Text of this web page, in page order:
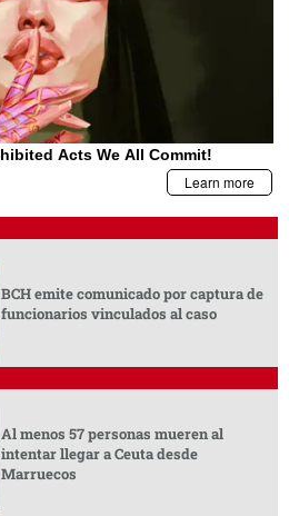
BCH emite comunicado por captura de
funcionarios vinculados al caso
Al menos 57 personas mueren al
intentar llegar a Ceuta desde
Marruecos